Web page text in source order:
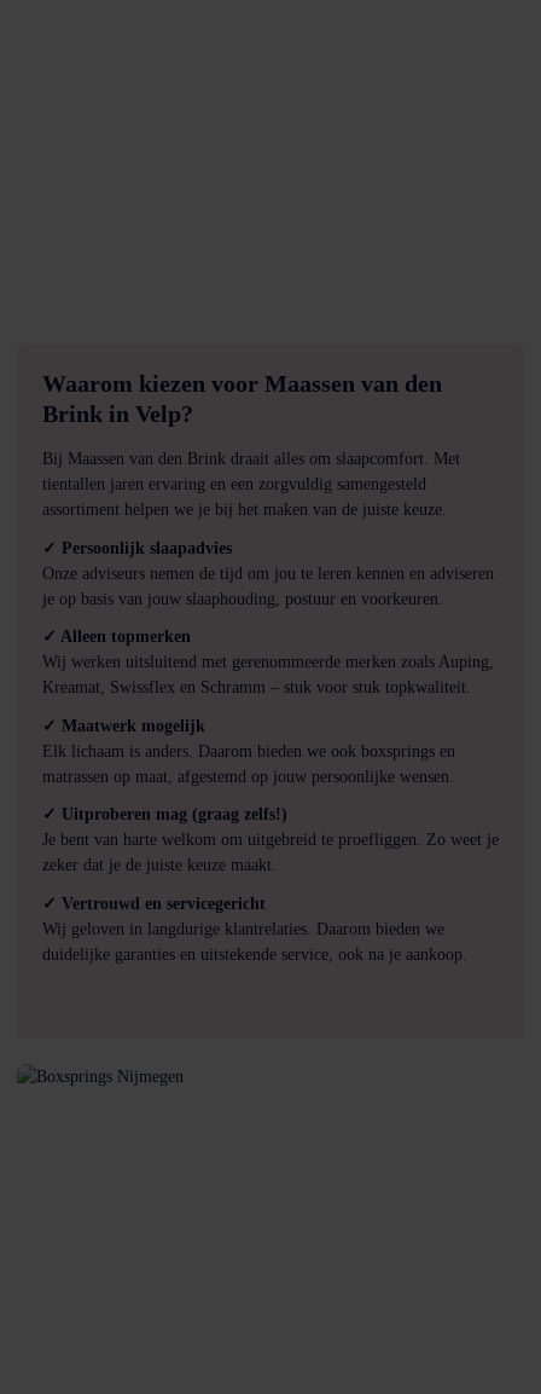
Waarom kiezen voor Maassen van den
Brink in Velp?
Bij Maassen van den Brink draait alles om slaapcomfort. Met
tientallen jaren ervaring en een zorgvuldig samengesteld
assortiment helpen we je bij het maken van de juiste keuze.
✓ Persoonlijk slaapadvies
Onze adviseurs nemen de tijd om jou te leren kennen en adviseren
je op basis van jouw slaaphouding, postuur en voorkeuren.
✓ Alleen topmerken
Wij werken uitsluitend met gerenommeerde merken zoals Auping,
Kreamat, Swissflex en Schramm – stuk voor stuk topkwaliteit.
✓ Maatwerk mogelijk
Elk lichaam is anders. Daarom bieden we ook boxsprings en
matrassen op maat, afgestemd op jouw persoonlijke wensen.
✓ Uitproberen mag (graag zelfs!)
Je bent van harte welkom om uitgebreid te proefliggen. Zo weet je
zeker dat je de juiste keuze maakt.
✓ Vertrouwd en servicegericht
Wij geloven in langdurige klantrelaties. Daarom bieden we
duidelijke garanties en uitstekende service, ook na je aankoop.